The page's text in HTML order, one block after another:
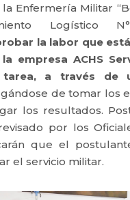
la Enfermería Militar
Logístico
la labor que
empresa ACHS
a través de
de tomar los
los resultados.
por los
que el
el servicio militar.